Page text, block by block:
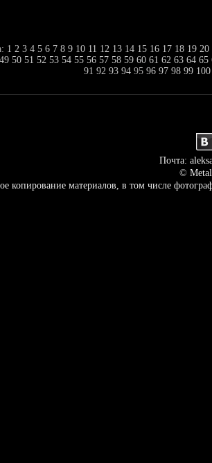
1 2 3 4 5 6 7 8 9 10 11 12 13 14 15 16 17 18 19 20
49 50 51 52 53 54 55 56 57 58 59 60 61 62 63 64 65
91 92 93 9495 96 97 98 99 100
Почта:
©
копирование материалов, в том числе